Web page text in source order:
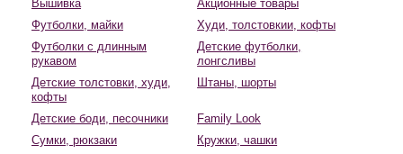
Вышивка
Акционные товары
Футболки, майки
Худи, толстовкии, кофты
Футболки с длинным
рукавом
Детские футболки,
лонгсливы
Детские толстовки, худи,
кофты
Штаны, шорты
Детские боди, песочники
Family Look
Сумки, рюкзаки
Кружки, чашки